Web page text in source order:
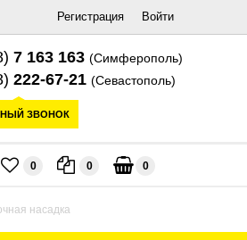
Регистрация Войти
7 163 163 (Симферополь)
222-67-21 (Севастополь)
ЗВОНОК
0 0 0
насадка